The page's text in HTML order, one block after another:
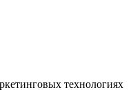
технологиях